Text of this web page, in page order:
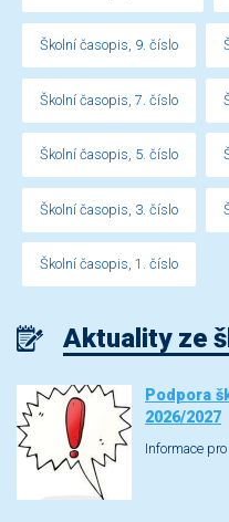
Školní časopis, 9. číslo
Školní časopis, 7. číslo
Školní časopis, 5. číslo
Školní časopis, 3. číslo
Školní časopis, 1. číslo
Aktuality ze
Podpora
2026/2027
Informace